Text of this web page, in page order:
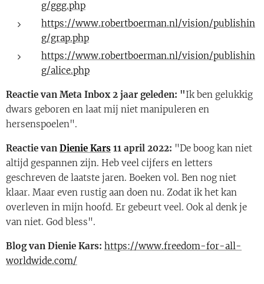
g/ggg.php
https://www.robertboerman.nl/vision/publishin
g/grap.php
https://www.robertboerman.nl/vision/publishin
g/alice.php
Reactie van Meta Inbox 2 jaar geleden: "Ik ben gelukkig
dwars geboren en laat mij niet manipuleren en
hersenspoelen".
Reactie van Dienie Kars 11 april 2022: "De boog kan niet
altijd gespannen zijn. Heb veel cijfers en letters
geschreven de laatste jaren. Boeken vol. Ben nog niet
klaar. Maar even rustig aan doen nu. Zodat ik het kan
overleven in mijn hoofd. Er gebeurt veel. Ook al denk je
van niet. God bless".
Blog van Dienie Kars: https://www.freedom-for-all-
worldwide.com/